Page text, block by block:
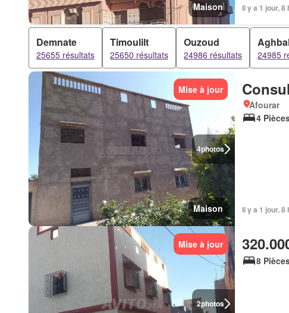
Maison Il y a 1 jour, 8
Demnate
25655 résultats
Timoulilt
25650 résultats
Ouzoud
24986 résultats 24985
4photos
Mise à jour
Maison
Afourar
4
Il y a 1 jour, 8
2photos
Mise à jour
8